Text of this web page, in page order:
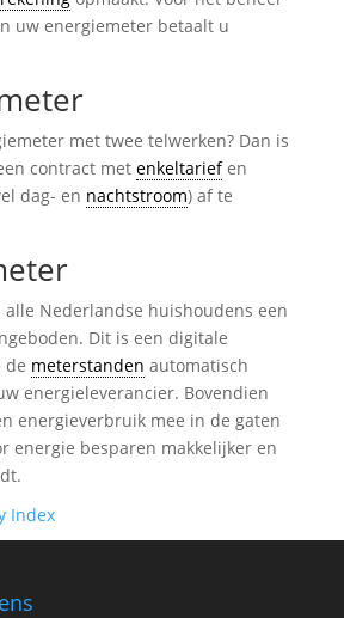
uw energiemeter betaalt u
met twee telwerken? Dan is
contract met enkeltariefen
dag- en nachtstroom) af te
alle Nederlandse huishoudens een
Dit is een digitale
de meterstanden automatisch
energieleverancier. Bovendien
energieverbruik mee in de gaten
energie besparen makkelijker en
Index